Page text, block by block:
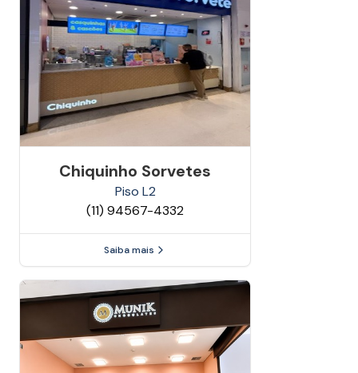
Chiquinho Sorvetes
Piso L2
(11) 94567-4332
Saiba mais